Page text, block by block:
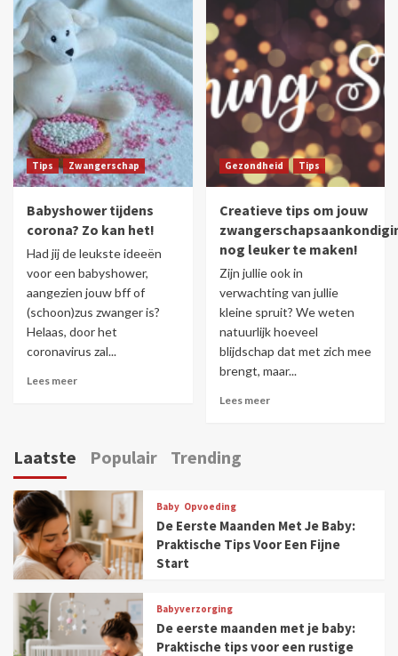
Tips Zwangerschap
Babyshower tijdens
corona? Zo kan het!
Had jij de leukste ideeën
voor een babyshower,
aangezien jouw bff of
(schoon)zus zwanger is?
Helaas, door het
coronavirus zal...
Lees meer
Gezondheid Tips
Creatieve tips om jouw
nog leuker te maken!
Zijn jullie ook in
verwachting van jullie
kleine spruit? We weten
natuurlijk hoeveel
blijdschap dat met zich mee
brengt, maar...
Lees meer
Laatste Populair Trending
Baby Opvoeding
De Eerste Maanden Met Je Baby:
Praktische Tips Voor Een Fijne
Start
Babyverzorging
De eerste maanden met je baby:
Praktische tips voor een rustige